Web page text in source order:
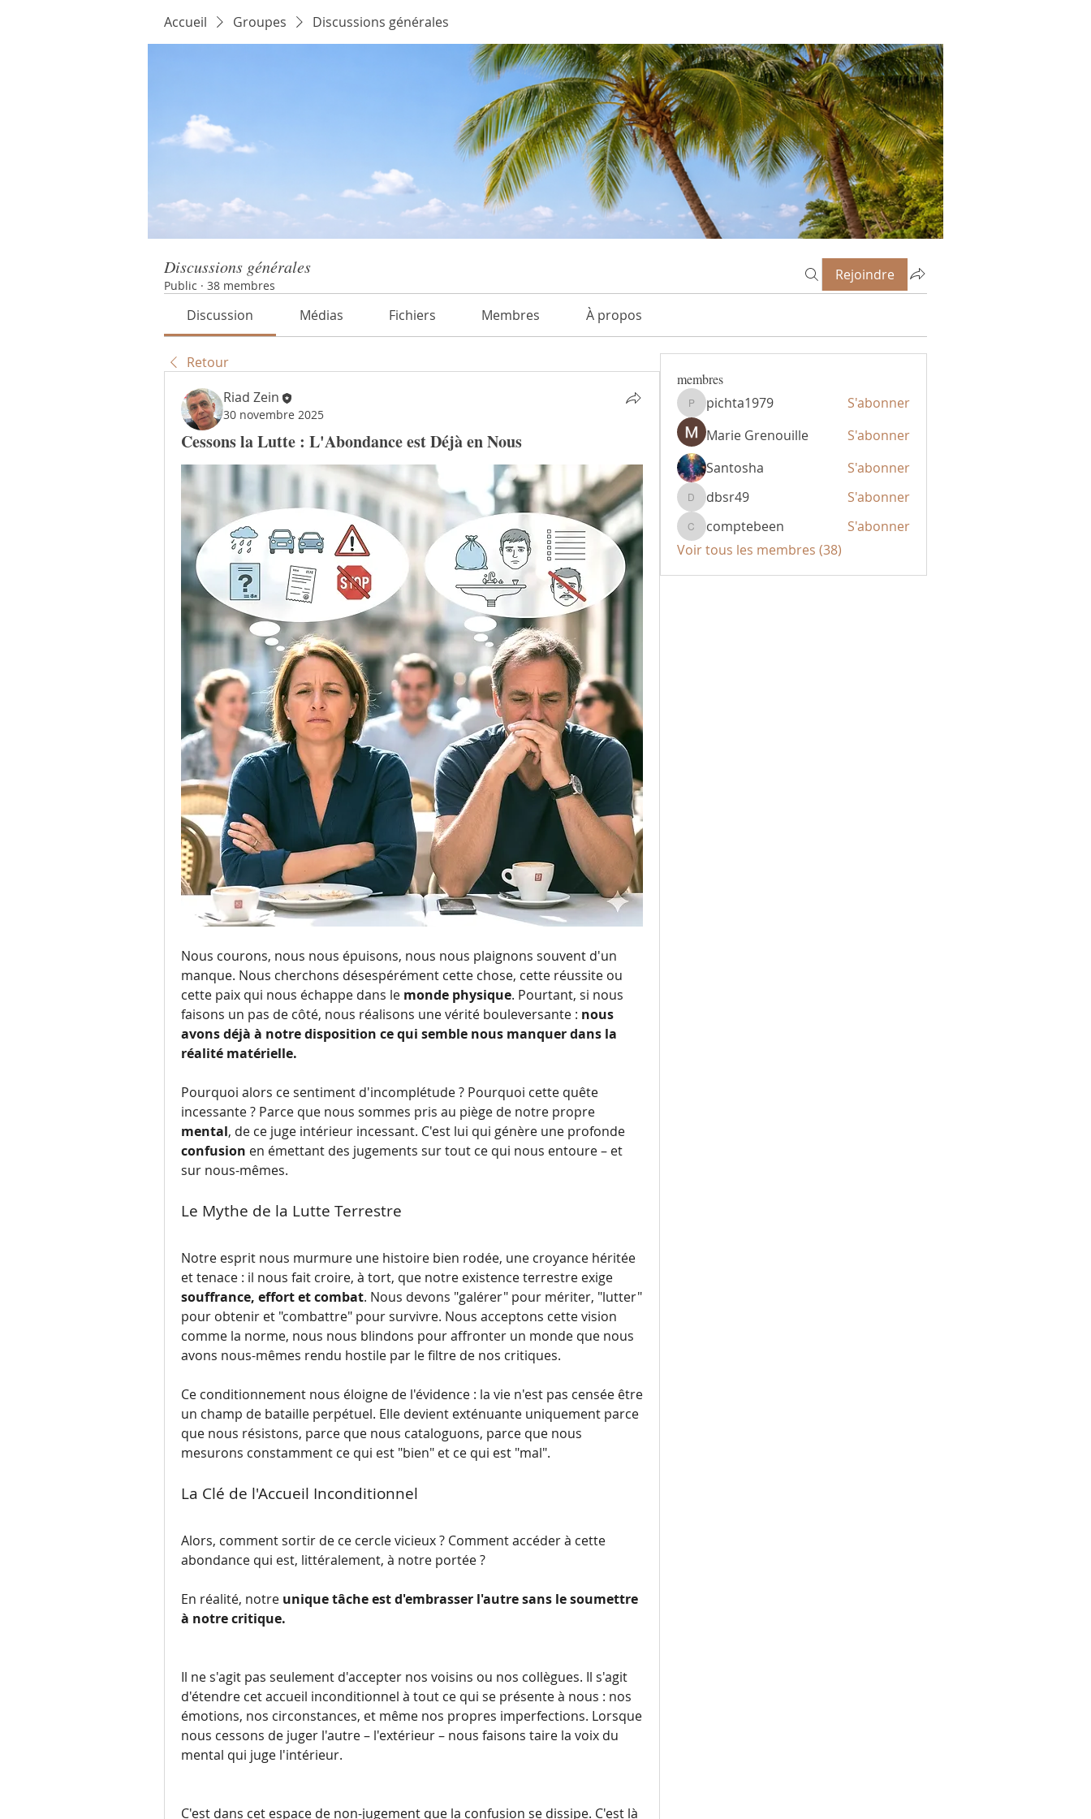
Accueil Groupes Discussions générales
Discussions générales
Public · 38 membres
Rejoindre
Discussion Médias Fichiers Membres À propos
Retour
Riad Zein
30 novembre 2025
Cessons la Lutte : L'Abondance est Déjà en Nous
Nous courons, nous nous épuisons, nous nous plaignons souvent d'un
manque. Nous cherchons désespérément cette chose, cette réussite ou
cette paix qui nous échappe dans le monde physique. Pourtant, si nous
faisons un pas de côté, nous réalisons une vérité bouleversante : nous
avons déjà à notre disposition ce qui semble nous manquer dans la
réalité matérielle.
Pourquoi alors ce sentiment d'incomplétude ? Pourquoi cette quête
mental
confusion en émettant des jugements sur tout ce qui nous entoure – et
sur nous-mêmes.
Le Mythe de la Lutte Terrestre
Notre esprit nous murmure une histoire bien rodée, une croyance héritée
souffrance, effort et combat. Nous devons "galérer" pour mériter, "lutter"
pour obtenir et "combattre" pour survivre. Nous acceptons cette vision
comme la norme, nous nous blindons pour affronter un monde que nous
avons nous-mêmes rendu hostile par le filtre de nos critiques.
Ce conditionnement nous éloigne de l'évidence : la vie n'est pas censée être
un champ de bataille perpétuel. Elle devient exténuante uniquement parce
que nous résistons, parce que nous cataloguons, parce que nous
mesurons constamment ce qui est "bien" et ce qui est "mal".
La Clé de l'Accueil Inconditionnel
Alors, comment sortir de ce cercle vicieux ? Comment accéder à cette
abondance qui est, littéralement, à notre portée ?
En réalité, notre unique tâche est d'embrasser l'autre sans le soumettre
à notre critique.
Il ne s'agit pas seulement d'accepter nos voisins ou nos collègues. Il s'agit
d'étendre cet accueil inconditionnel à tout ce qui se présente à nous : nos
émotions, nos circonstances, et même nos propres imperfections. Lorsque
nous cessons de juger l'autre – l'extérieur – nous faisons taire la voix du
mental qui juge l'intérieur.
C'est dans cet espace de non-jugement que la confusion se dissipe. C'est là
membres
pichta1979
pichta1979
S'abonner
Marie Grenouille
S'abonner
Santosha
S'abonner
dbsr49dbsr49 S'abonner
comptebeen
comptebeen
S'abonner
Voir tous les membres (38)